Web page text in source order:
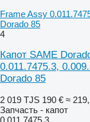
Frame Assy
Dorado 85
4
Капот SAME
0.011.7475.3,
Dorado 85
2 019 TJS 190 € ≈
Запчасть - капот
0.011.7475.3